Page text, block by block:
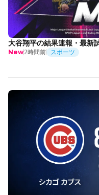
大谷翔平の結果速報・最新
New2時間前 スポーツ